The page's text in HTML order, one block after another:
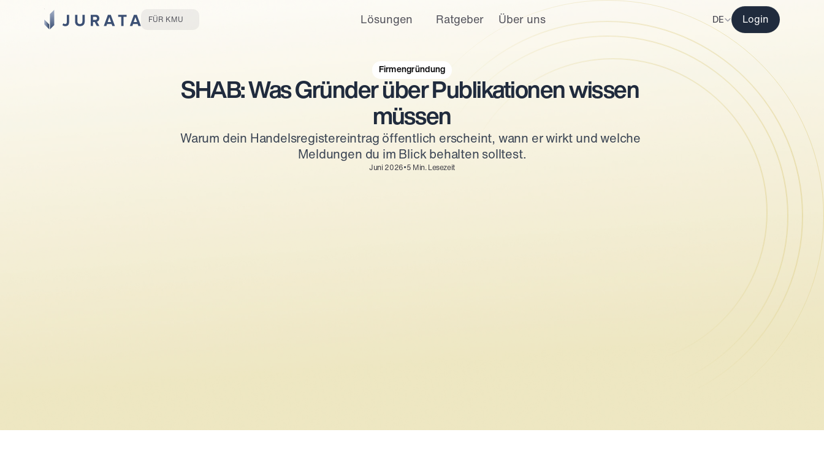
FÜR KMU Lösungen Ratgeber Über uns
Select Language
DE Login
Firmengründung
SHAB: Was Gründer über Publikationen wissen
müssen
Warum dein Handelsregistereintrag öffentlich erscheint, wann er wirkt und welche
Meldungen du im Blick behalten solltest.
Juni 2026•5 Min. Lesezeit